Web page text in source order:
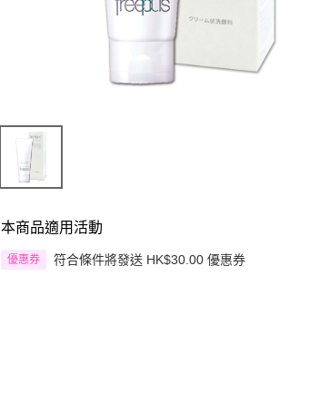
本商品適用活動
優惠券 符合條件將發送 HK$30.00 優惠券